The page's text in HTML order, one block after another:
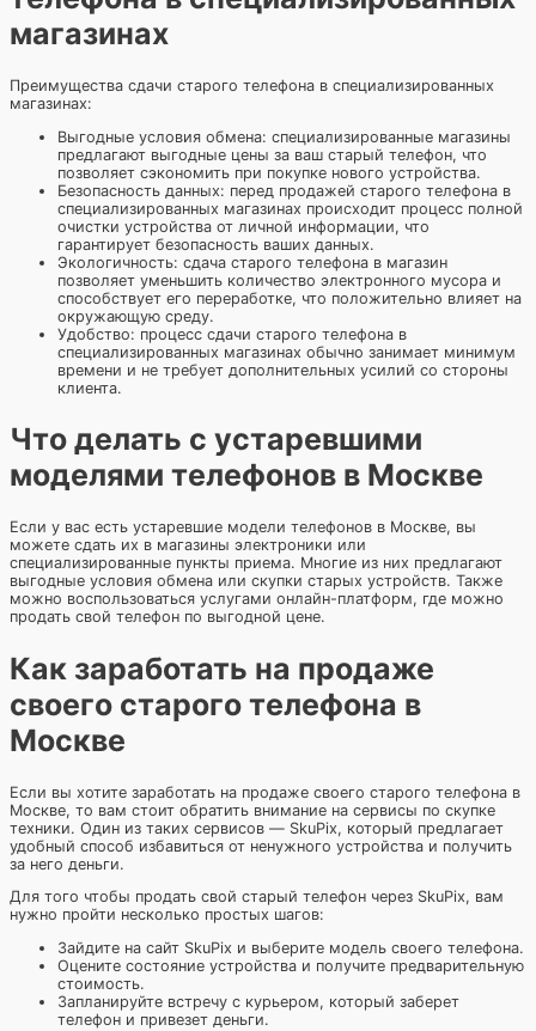
магазинах
Преимущества сдачи старого телефона в специализированных
магазинах:
Выгодные условия обмена: специализированные магазины
предлагают выгодные цены за ваш старый телефон, что
позволяет сэкономить при покупке нового устройства.
Безопасность данных: перед продажей старого телефона в
специализированных магазинах происходит процесс полной
очистки устройства от личной информации, что
гарантирует безопасность ваших данных.
Экологичность: сдача старого телефона в магазин
позволяет уменьшить количество электронного мусора и
способствует его переработке, что положительно влияет на
окружающую среду.
Удобство: процесс сдачи старого телефона в
специализированных магазинах обычно занимает минимум
времени и не требует дополнительных усилий со стороны
клиента.
Что делать с устаревшими
моделями телефонов в Москве
Если у вас есть устаревшие модели телефонов в Москве, вы
можете сдать их в магазины электроники или
специализированные пункты приема. Многие из них предлагают
выгодные условия обмена или скупки старых устройств. Также
можно воспользоваться услугами онлайн-платформ, где можно
продать свой телефон по выгодной цене.
Как заработать на продаже
своего старого телефона в
Москве
Если вы хотите заработать на продаже своего старого телефона в
Москве, то вам стоит обратить внимание на сервисы по скупке
техники. Один из таких сервисов — SkuPix, который предлагает
удобный способ избавиться от ненужного устройства и получить
за него деньги.
Для того чтобы продать свой старый телефон через SkuPix, вам
нужно пройти несколько простых шагов:
Зайдите на сайт SkuPix и выберите модель своего телефона.
Оцените состояние устройства и получите предварительную
стоимость.
Запланируйте встречу с курьером, который заберет
телефон и привезет деньги.